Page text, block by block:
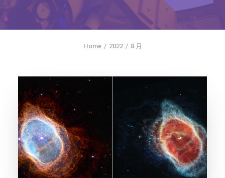
SEARCH
社交平台
字型大小
Home 2022 8 月